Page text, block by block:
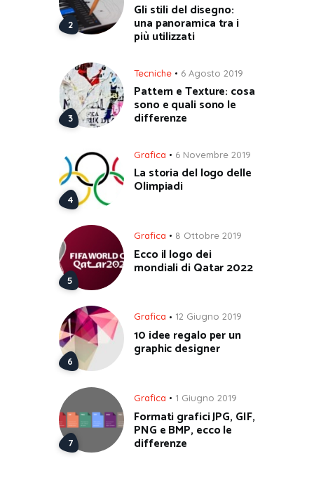
Gli stili del disegno:
una panoramica tra i
più utilizzati
Tecniche 6 Agosto 2019
Pattern e Texture: cosa
sono e quali sono le
differenze
Grafica 6 Novembre 2019
La storia del logo delle
Olimpiadi
Grafica 8 Ottobre 2019
Ecco il logo dei
mondiali di Qatar 2022
Grafica 12 Giugno 2019
10 idee regalo per un
graphic designer
Grafica 1 Giugno 2019
Formati grafici JPG, GIF,
PNG e BMP, ecco le
differenze